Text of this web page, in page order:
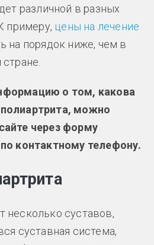
различной в разных
примеру, цены на лечение
на порядок ниже, чем в
о том, какова
можно
через форму
контактному телефону.
несколько суставов,
суставная система,